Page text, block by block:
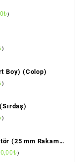
₺)
)
Boy) (Colop)
)
)
(25 mm Rakam
₺)